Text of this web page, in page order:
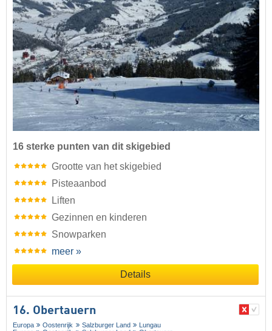
16 sterke punten van dit skigebied
Grootte van het skigebied
Pisteaanbod
Liften
Gezinnen en kinderen
Snowparken
meer »
Details
16. Obertauern
Europa Oostenrijk Salzburger Land
Lungau